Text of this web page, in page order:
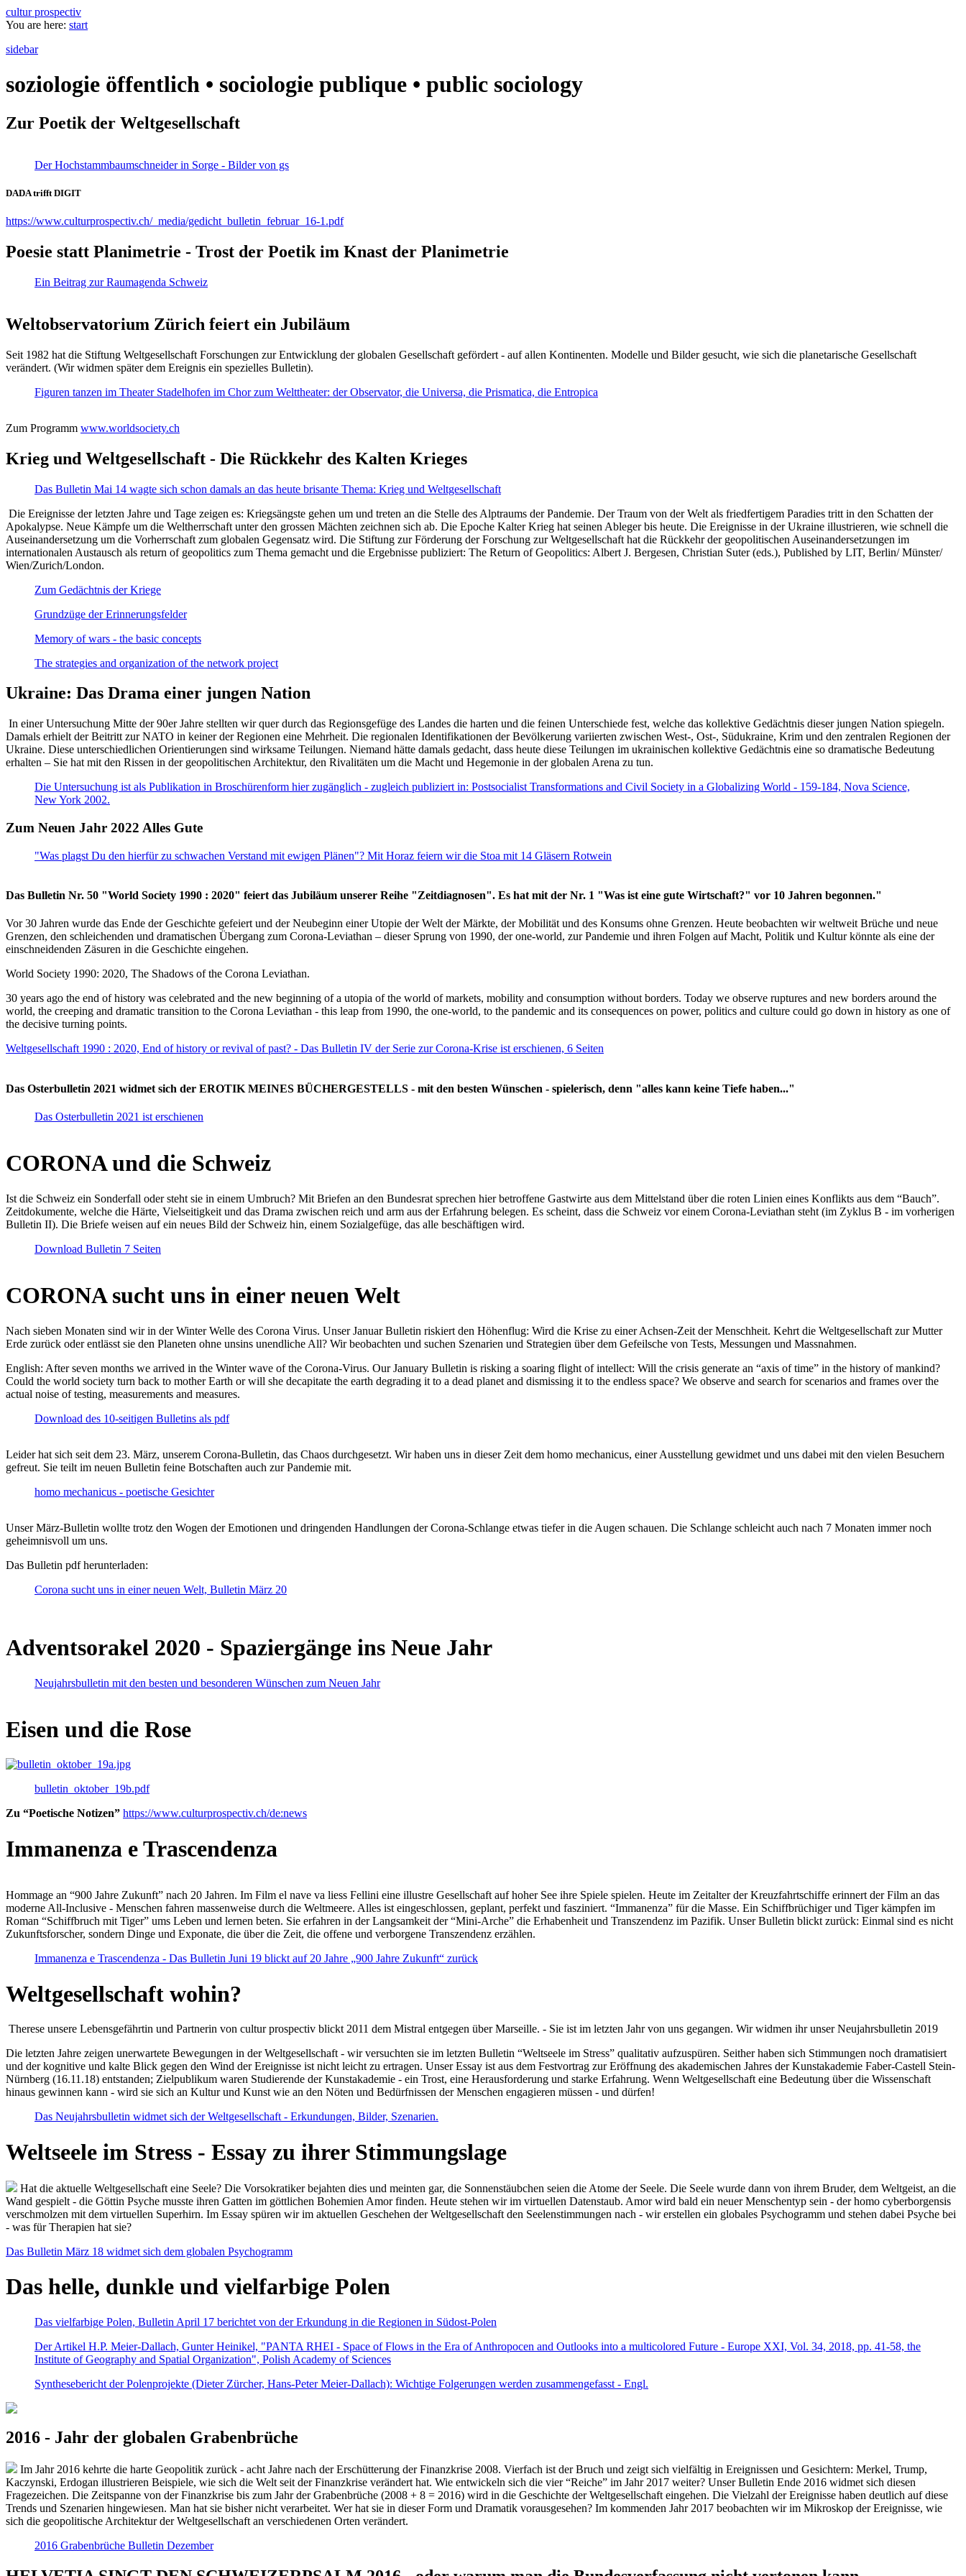
cultur prospectiv
You are here: start
sidebar
soziologie öffentlich • sociologie publique • public sociology
Zur Poetik der Weltgesellschaft
Der Hochstammbaumschneider in Sorge - Bilder von gs
DADA trifft DIGIT
https://www.culturprospectiv.ch/_media/gedicht_bulletin_februar_16-1.pdf
Poesie statt Planimetrie - Trost der Poetik im Knast der Planimetrie
Ein Beitrag zur Raumagenda Schweiz
Weltobservatorium Zürich feiert ein Jubiläum
Seit 1982 hat die Stiftung Weltgesellschaft Forschungen zur Entwicklung der globalen Gesellschaft gefördert - auf allen Kontinenten. Modelle und Bilder gesucht, wie sich die planetarische Gesellschaft
verändert. (Wir widmen später dem Ereignis ein spezielles Bulletin).
Figuren tanzen im Theater Stadelhofen im Chor zum Welttheater: der Observator, die Universa, die Prismatica, die Entropica
Zum Programm www.worldsociety.ch
Krieg und Weltgesellschaft - Die Rückkehr des Kalten Krieges
Das Bulletin Mai 14 wagte sich schon damals an das heute brisante Thema: Krieg und Weltgesellschaft
Die Ereignisse der letzten Jahre und Tage zeigen es: Kriegsängste gehen um und treten an die Stelle des Alptraums der Pandemie. Der Traum von der Welt als friedfertigem Paradies tritt in den Schatten der
Apokalypse. Neue Kämpfe um die Weltherrschaft unter den grossen Mächten zeichnen sich ab. Die Epoche Kalter Krieg hat seinen Ableger bis heute. Die Ereignisse in der Ukraine illustrieren, wie schnell die
Auseinandersetzung um die Vorherrschaft zum globalen Gegensatz wird. Die Stiftung zur Förderung der Forschung zur Weltgesellschaft hat die Rückkehr der geopolitischen Auseinandersetzungen im
internationalen Austausch als return of geopolitics zum Thema gemacht und die Ergebnisse publiziert: The Return of Geopolitics: Albert J. Bergesen, Christian Suter (eds.), Published by LIT, Berlin/ Münster/
Wien/Zurich/London.
Zum Gedächtnis der Kriege
Grundzüge der Erinnerungsfelder
Memory of wars - the basic concepts
The strategies and organization of the network project
Ukraine: Das Drama einer jungen Nation
In einer Untersuchung Mitte der 90er Jahre stellten wir quer durch das Regionsgefüge des Landes die harten und die feinen Unterschiede fest, welche das kollektive Gedächtnis dieser jungen Nation spiegeln.
Damals erhielt der Beitritt zur NATO in keiner der Regionen eine Mehrheit. Die regionalen Identifikationen der Bevölkerung variierten zwischen West-, Ost-, Südukraine, Krim und den zentralen Regionen der
Ukraine. Diese unterschiedlichen Orientierungen sind wirksame Teilungen. Niemand hätte damals gedacht, dass heute diese Teilungen im ukrainischen kollektive Gedächtnis eine so dramatische Bedeutung
erhalten – Sie hat mit den Rissen in der geopolitischen Architektur, den Rivalitäten um die Macht und Hegemonie in der globalen Arena zu tun.
Die Untersuchung ist als Publikation in Broschürenform hier zugänglich - zugleich publiziert in: Postsocialist Transformations and Civil Society in a Globalizing World - 159-184, Nova Science,
New York 2002.
Zum Neuen Jahr 2022 Alles Gute
"Was plagst Du den hierfür zu schwachen Verstand mit ewigen Plänen"? Mit Horaz feiern wir die Stoa mit 14 Gläsern Rotwein
Das Bulletin Nr. 50 "World Society 1990 : 2020" feiert das Jubiläum unserer Reihe "Zeitdiagnosen". Es hat mit der Nr. 1 "Was ist eine gute Wirtschaft?" vor 10 Jahren begonnen."
Vor 30 Jahren wurde das Ende der Geschichte gefeiert und der Neubeginn einer Utopie der Welt der Märkte, der Mobilität und des Konsums ohne Grenzen. Heute beobachten wir weltweit Brüche und neue
Grenzen, den schleichenden und dramatischen Übergang zum Corona-Leviathan – dieser Sprung von 1990, der one-world, zur Pandemie und ihren Folgen auf Macht, Politik und Kultur könnte als eine der
einschneidenden Zäsuren in die Geschichte eingehen.
World Society 1990: 2020, The Shadows of the Corona Leviathan.
30 years ago the end of history was celebrated and the new beginning of a utopia of the world of markets, mobility and consumption without borders. Today we observe ruptures and new borders around the
world, the creeping and dramatic transition to the Corona Leviathan - this leap from 1990, the one-world, to the pandemic and its consequences on power, politics and culture could go down in history as one of
the decisive turning points.
Weltgesellschaft 1990 : 2020, End of history or revival of past? - Das Bulletin IV der Serie zur Corona-Krise ist erschienen, 6 Seiten
Das Osterbulletin 2021 widmet sich der EROTIK MEINES BÜCHERGESTELLS - mit den besten Wünschen - spielerisch, denn "alles kann keine Tiefe haben..."
Das Osterbulletin 2021 ist erschienen
CORONA und die Schweiz
Ist die Schweiz ein Sonderfall oder steht sie in einem Umbruch? Mit Briefen an den Bundesrat sprechen hier betroffene Gastwirte aus dem Mittelstand über die roten Linien eines Konflikts aus dem “Bauch”.
Zeitdokumente, welche die Härte, Vielseitigkeit und das Drama zwischen reich und arm aus der Erfahrung belegen. Es scheint, dass die Schweiz vor einem Corona-Leviathan steht (im Zyklus B - im vorherigen
Bulletin II). Die Briefe weisen auf ein neues Bild der Schweiz hin, einem Sozialgefüge, das alle beschäftigen wird.
Download Bulletin 7 Seiten
CORONA sucht uns in einer neuen Welt
Nach sieben Monaten sind wir in der Winter Welle des Corona Virus. Unser Januar Bulletin riskiert den Höhenflug: Wird die Krise zu einer Achsen-Zeit der Menschheit. Kehrt die Weltgesellschaft zur Mutter
Erde zurück oder entlässt sie den Planeten ohne unsins unendliche All? Wir beobachten und suchen Szenarien und Strategien über dem Gefeilsche von Tests, Messungen und Massnahmen.
English: After seven months we arrived in the Winter wave of the Corona-Virus. Our January Bulletin is risking a soaring flight of intellect: Will the crisis generate an “axis of time” in the history of mankind?
Could the world society turn back to mother Earth or will she decapitate the earth degrading it to a dead planet and dismissing it to the endless space? We observe and search for scenarios and frames over the
actual noise of testing, measurements and measures.
Download des 10-seitigen Bulletins als pdf
Leider hat sich seit dem 23. März, unserem Corona-Bulletin, das Chaos durchgesetzt. Wir haben uns in dieser Zeit dem homo mechanicus, einer Ausstellung gewidmet und uns dabei mit den vielen Besuchern
gefreut. Sie teilt im neuen Bulletin feine Botschaften auch zur Pandemie mit.
homo mechanicus - poetische Gesichter
Unser März-Bulletin wollte trotz den Wogen der Emotionen und dringenden Handlungen der Corona-Schlange etwas tiefer in die Augen schauen. Die Schlange schleicht auch nach 7 Monaten immer noch
geheimnisvoll um uns.
Das Bulletin pdf herunterladen:
Corona sucht uns in einer neuen Welt, Bulletin März 20
Adventsorakel 2020 - Spaziergänge ins Neue Jahr
Neujahrsbulletin mit den besten und besonderen Wünschen zum Neuen Jahr
Eisen und die Rose
bulletin_oktober_19b.pdf
Zu “Poetische Notizen” https://www.culturprospectiv.ch/de:news
Immanenza e Trascendenza
Hommage an “900 Jahre Zukunft” nach 20 Jahren. Im Film el nave va liess Fellini eine illustre Gesellschaft auf hoher See ihre Spiele spielen. Heute im Zeitalter der Kreuzfahrtschiffe erinnert der Film an das
moderne All-Inclusive - Menschen fahren massenweise durch die Weltmeere. Alles ist eingeschlossen, geplant, perfekt und fasziniert. “Immanenza” für die Masse. Ein Schiffbrüchiger und Tiger kämpfen im
Roman “Schiffbruch mit Tiger” ums Leben und lernen beten. Sie erfahren in der Langsamkeit der “Mini-Arche” die Erhabenheit und Transzendenz im Pazifik. Unser Bulletin blickt zurück: Einmal sind es nicht
Zukunftsforscher, sondern Dinge und Exponate, die über die Zeit, die offene und verborgene Transzendenz erzählen.
Immanenza e Trascendenza - Das Bulletin Juni 19 blickt auf 20 Jahre „900 Jahre Zukunft“ zurück
Weltgesellschaft wohin?
Therese unsere Lebensgefährtin und Partnerin von cultur prospectiv blickt 2011 dem Mistral entgegen über Marseille. - Sie ist im letzten Jahr von uns gegangen. Wir widmen ihr unser Neujahrsbulletin 2019
Die letzten Jahre zeigen unerwartete Bewegungen in der Weltgesellschaft - wir versuchten sie im letzten Bulletin “Weltseele im Stress” qualitativ aufzuspüren. Seither haben sich Stimmungen noch dramatisiert
und der kognitive und kalte Blick gegen den Wind der Ereignisse ist nicht leicht zu ertragen. Unser Essay ist aus dem Festvortrag zur Eröffnung des akademischen Jahres der Kunstakademie Faber-Castell Stein-
Nürnberg (16.11.18) entstanden; Zielpublikum waren Studierende der Kunstakademie - ein Trost, eine Herausforderung und starke Erfahrung. Wenn Weltgesellschaft eine Bedeutung über die Wissenschaft
hinaus gewinnen kann - wird sie sich an Kultur und Kunst wie an den Nöten und Bedürfnissen der Menschen engagieren müssen - und dürfen!
Das Neujahrsbulletin widmet sich der Weltgesellschaft - Erkundungen, Bilder, Szenarien.
Weltseele im Stress - Essay zu ihrer Stimmungslage
Hat die aktuelle Weltgesellschaft eine Seele? Die Vorsokratiker bejahten dies und meinten gar, die Sonnenstäubchen seien die Atome der Seele. Die Seele wurde dann von ihrem Bruder, dem Weltgeist, an die
Wand gespielt - die Göttin Psyche musste ihren Gatten im göttlichen Bohemien Amor finden. Heute stehen wir im virtuellen Datenstaub. Amor wird bald ein neuer Menschentyp sein - der homo cyberborgensis
verschmolzen mit dem virtuellen Superhirn. Im Essay spüren wir im aktuellen Geschehen der Weltgesellschaft den Seelenstimmungen nach - wir erstellen ein globales Psychogramm und stehen dabei Psyche bei
- was für Therapien hat sie?
Das Bulletin März 18 widmet sich dem globalen Psychogramm
Das helle, dunkle und vielfarbige Polen
Das vielfarbige Polen, Bulletin April 17 berichtet von der Erkundung in die Regionen in Südost-Polen
Der Artikel H.P. Meier-Dallach, Gunter Heinikel, "PANTA RHEI - Space of Flows in the Era of Anthropocen and Outlooks into a multicolored Future - Europe XXI, Vol. 34, 2018, pp. 41-58, the
Institute of Geography and Spatial Organization", Polish Academy of Sciences
Synthesebericht der Polenprojekte (Dieter Zürcher, Hans-Peter Meier-Dallach): Wichtige Folgerungen werden zusammengefasst - Engl.
2016 - Jahr der globalen Grabenbrüche
Im Jahr 2016 kehrte die harte Geopolitik zurück - acht Jahre nach der Erschütterung der Finanzkrise 2008. Vierfach ist der Bruch und zeigt sich vielfältig in Ereignissen und Gesichtern: Merkel, Trump,
Kaczynski, Erdogan illustrieren Beispiele, wie sich die Welt seit der Finanzkrise verändert hat. Wie entwickeln sich die vier “Reiche” im Jahr 2017 weiter? Unser Bulletin Ende 2016 widmet sich diesen
Fragezeichen. Die Zeitspanne von der Finanzkrise bis zum Jahr der Grabenbrüche (2008 + 8 = 2016) wird in die Geschichte der Weltgesellschaft eingehen. Die Vielzahl der Ereignisse haben deutlich auf diese
Trends und Szenarien hingewiesen. Man hat sie bisher nicht verarbeitet. Wer hat sie in dieser Form und Dramatik vorausgesehen? Im kommenden Jahr 2017 beobachten wir im Mikroskop der Ereignisse, wie
sich die geopolitische Architektur der Weltgesellschaft an verschiedenen Orten verändert.
2016 Grabenbrüche Bulletin Dezember